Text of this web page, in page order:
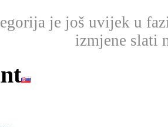
je još uvijek u
izmjene slati